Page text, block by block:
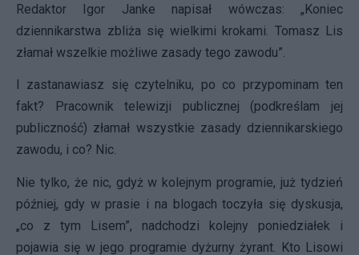
Redaktor Igor Janke napisał wówczas: „Koniec
dziennikarstwa zbliża się wielkimi krokami. Tomasz Lis
złamał wszelkie możliwe zasady tego zawodu”.
I zastanawiasz się czytelniku, po co przypominam ten
fakt? Pracownik telewizji publicznej (podkreślam jej
publiczność) złamał wszystkie zasady dziennikarskiego
zawodu, i co? Nic.
Nie tylko, że nic, gdyż w kolejnym programie, już tydzień
później, gdy w prasie i na blogach toczyła się dyskusja,
„co z tym Lisem”, nadchodzi kolejny poniedziałek i
pojawia się w jego programie dyżurny żyrant. Kto Lisowi